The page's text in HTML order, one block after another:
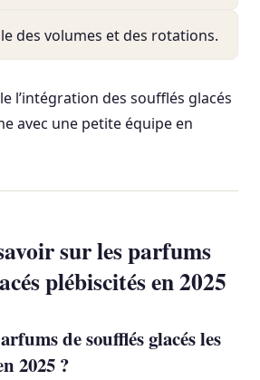
des volumes et des rotations.
l’intégration des soufflés glacés
avec une petite équipe en
sur les parfums
plébiscités en 2025
de soufflés glacés les
2025 ?